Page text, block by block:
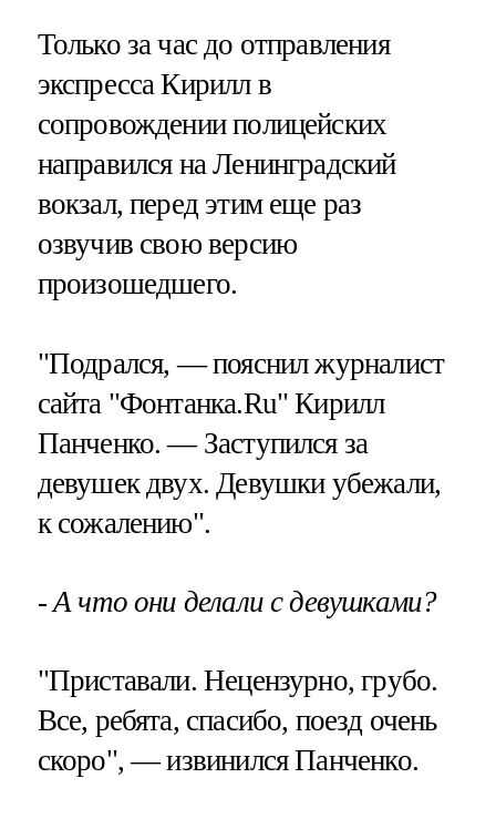
Только за час до отправления
экспресса Кирилл в
сопровождении полицейских
направился на Ленинградский
вокзал, перед этим еще раз
озвучив свою версию
произошедшего.
"Подрался, — пояснил журналист
сайта "Фонтанка.Ru" Кирилл
Панченко. — Заступился за
девушек двух. Девушки убежали,
к сожалению".
- А что они делали с девушками?
"Приставали. Нецензурно, грубо.
Все, ребята, спасибо, поезд очень
скоро", — извинился Панченко.